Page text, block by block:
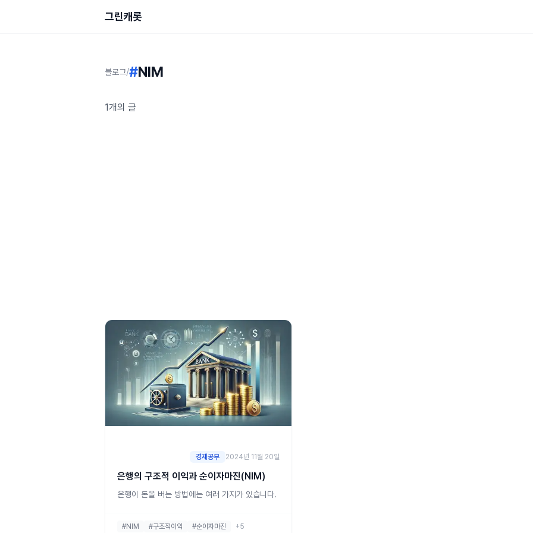
그린캐롯
블로그/#NIM
1개의 글
경제공부 2024년 11월 20일
은행의 구조적 이익과 순이자마진(NIM)
은행이 돈을 버는 방법에는 여러 가지가 있습니다.
는 꾸준하고 안정적인 수익을 내는 것이 매우 중요
#NIM #구조적이익 #순이자마진 +5